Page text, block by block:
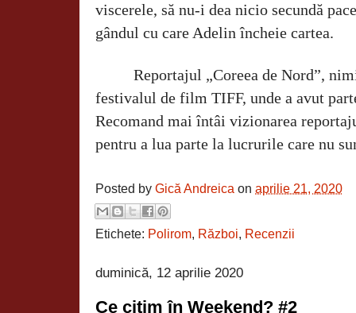
viscerele, să nu-i dea nicio secundă
gândul cu care Adelin încheie cartea.
Reportajul „Coreea de Nord”,
festivalul de film TIFF, unde a avut
Recomand mai întâi vizionarea
pentru a lua parte la lucrurile care nu
Posted by Gică Andreica on aprilie 21, 2020
Etichete: Polirom, Război, Recenzii
duminică, 12 aprilie 2020
Ce citim în Weekend? #2